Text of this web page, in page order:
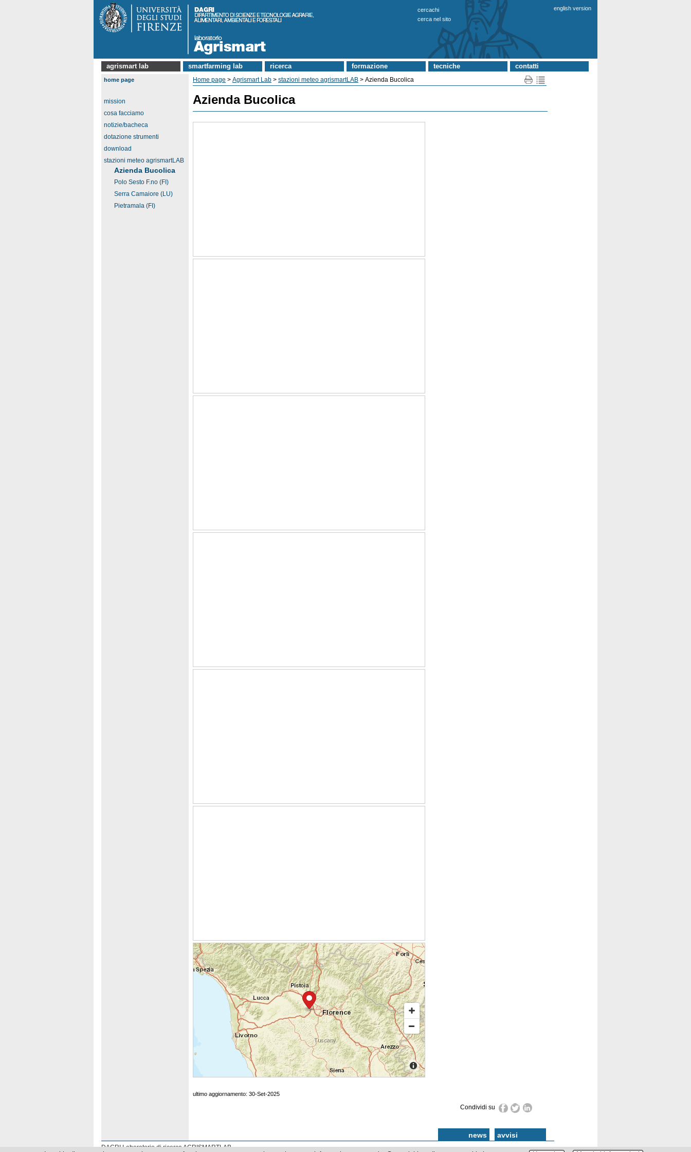
english version
cercachi
cerca nel sito
agrismart lab smartfarming lab ricerca formazione tecniche contatti
home page
mission
cosa facciamo
notizie/bacheca
dotazione strumenti
download
stazioni meteo agrismartLAB
Azienda Bucolica
Polo Sesto F.no (FI)
Serra Camaiore (LU)
Pietramala (FI)
Home page > Agrismart Lab > stazioni meteo agrismartLAB > Azienda Bucolica
Azienda Bucolica
ultimo aggiornamento: 30-Set-2025
Condividi su
news avvisi
DAGRI Laboratorio di ricerca AGRISMARTLAB